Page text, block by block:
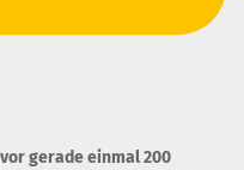
gerade einmal 200